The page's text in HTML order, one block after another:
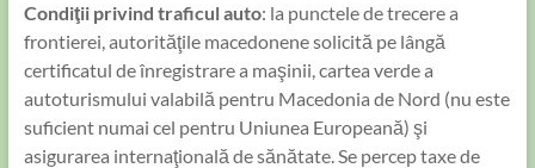
Condiţii privind traficul auto: la punctele de trecere a
frontierei, autorităţile macedonene solicită pe lângă
certificatul de înregistrare a maşinii, cartea verde a
autoturismului valabilă pentru Macedonia de Nord (nu este
suficient numai cel pentru Uniunea Europeană) şi
asigurarea internaţională de sănătate. Se percep taxe de